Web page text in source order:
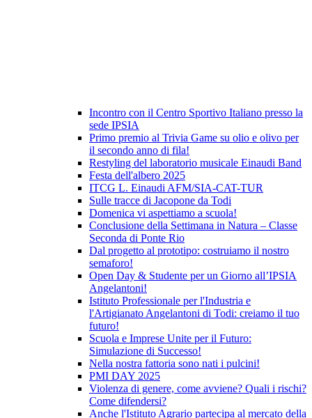
Incontro con il Centro Sportivo Italiano presso la
sede IPSIA
Primo premio al Trivia Game su olio e olivo per
il secondo anno di fila!
Restyling del laboratorio musicale Einaudi Band
Festa dell'albero 2025
ITCG L. Einaudi AFM/SIA-CAT-TUR
Sulle tracce di Jacopone da Todi
Domenica vi aspettiamo a scuola!
Conclusione della Settimana in Natura – Classe
Seconda di Ponte Rio
Dal progetto al prototipo: costruiamo il nostro
semaforo!
Open Day & Studente per un Giorno all’IPSIA
Angelantoni!
Istituto Professionale per l'Industria e
l'Artigianato Angelantoni di Todi: creiamo il tuo
futuro!
Scuola e Imprese Unite per il Futuro:
Simulazione di Successo!
Nella nostra fattoria sono nati i pulcini!
PMI DAY 2025
Violenza di genere, come avviene? Quali i rischi?
Come difendersi?
Anche l'Istituto Agrario partecipa al mercato della